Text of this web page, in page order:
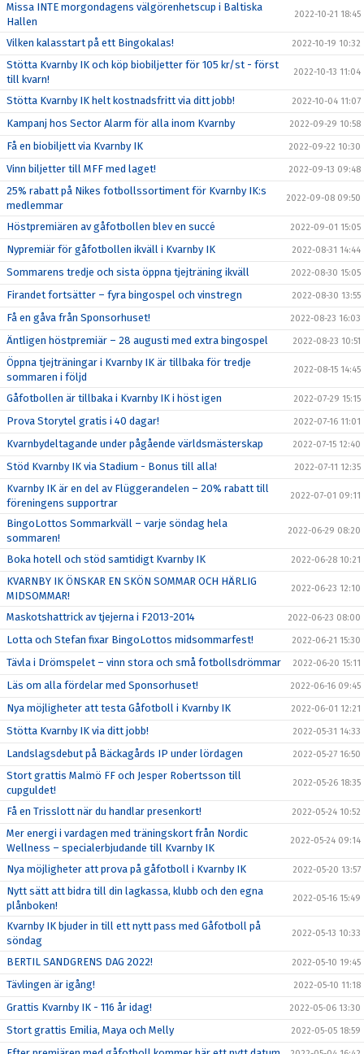
Missa INTE morgondagens välgörenhetscup i Baltiska
Hallen
2022-10-21 18:45
Vilken kalasstart på ett Bingokalas! 2022-10-19 10:32
Stötta Kvarnby IK och köp biobiljetter för 105 kr/st - först
till kvarn!
2022-10-13 11:04
Stötta Kvarnby IK helt kostnadsfritt via ditt jobb! 2022-10-04 11:07
Kampanj hos Sector Alarm för alla inom Kvarnby 2022-09-29 10:58
Få en biobiljett via Kvarnby IK 2022-09-22 10:30
Vinn biljetter till MFF med laget! 2022-09-13 09:48
25% rabatt på Nikes fotbollssortiment för Kvarnby IK:s
medlemmar
2022-09-08 09:50
Höstpremiären av gåfotbollen blev en succé 2022-09-01 15:05
Nypremiär för gåfotbollen ikväll i Kvarnby IK 2022-08-31 14:44
Sommarens tredje och sista öppna tjejträning ikväll 2022-08-30 15:05
Firandet fortsätter – fyra bingospel och vinstregn 2022-08-30 13:55
Få en gåva från Sponsorhuset! 2022-08-23 16:03
Äntligen höstpremiär – 28 augusti med extra bingospel 2022-08-23 10:51
Öppna tjejträningar i Kvarnby IK är tillbaka för tredje
sommaren i följd
2022-08-15 14:45
Gåfotbollen är tillbaka i Kvarnby IK i höst igen 2022-07-29 15:15
Prova Storytel gratis i 40 dagar! 2022-07-16 11:01
Kvarnbydeltagande under pågående världsmästerskap 2022-07-15 12:40
Stöd Kvarnby IK via Stadium - Bonus till alla! 2022-07-11 12:35
Kvarnby IK är en del av Flüggerandelen – 20% rabatt till
föreningens supportrar
2022-07-01 09:11
BingoLottos Sommarkväll – varje söndag hela
sommaren!
2022-06-29 08:20
Boka hotell och stöd samtidigt Kvarnby IK 2022-06-28 10:21
KVARNBY IK ÖNSKAR EN SKÖN SOMMAR OCH HÄRLIG
MIDSOMMAR!
2022-06-23 12:10
Maskotshattrick av tjejerna i F2013-2014 2022-06-23 08:00
Lotta och Stefan fixar BingoLottos midsommarfest! 2022-06-21 15:30
Tävla i Drömspelet – vinn stora och små fotbollsdrömmar 2022-06-20 15:11
Läs om alla fördelar med Sponsorhuset! 2022-06-16 09:45
Nya möjligheter att testa Gåfotboll i Kvarnby IK 2022-06-01 12:21
Stötta Kvarnby IK via ditt jobb! 2022-05-31 14:33
Landslagsdebut på Bäckagårds IP under lördagen 2022-05-27 16:50
Stort grattis Malmö FF och Jesper Robertsson till
cupguldet!
2022-05-26 18:35
Få en Trisslott när du handlar presenkort! 2022-05-24 10:52
Mer energi i vardagen med träningskort från Nordic
Wellness – specialerbjudande till Kvarnby IK
2022-05-24 09:14
Nya möjligheter att prova på gåfotboll i Kvarnby IK 2022-05-20 13:57
Nytt sätt att bidra till din lagkassa, klubb och den egna
plånboken!
2022-05-16 15:49
Kvarnby IK bjuder in till ett nytt pass med Gåfotboll på
söndag
2022-05-13 10:33
BERTIL SANDGRENS DAG 2022! 2022-05-10 19:45
Tävlingen är igång! 2022-05-10 11:18
Grattis Kvarnby IK - 116 år idag! 2022-05-06 13:30
Stort grattis Emilia, Maya och Melly 2022-05-05 18:59